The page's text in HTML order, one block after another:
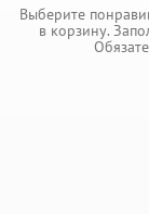
Выберите
в корзину.